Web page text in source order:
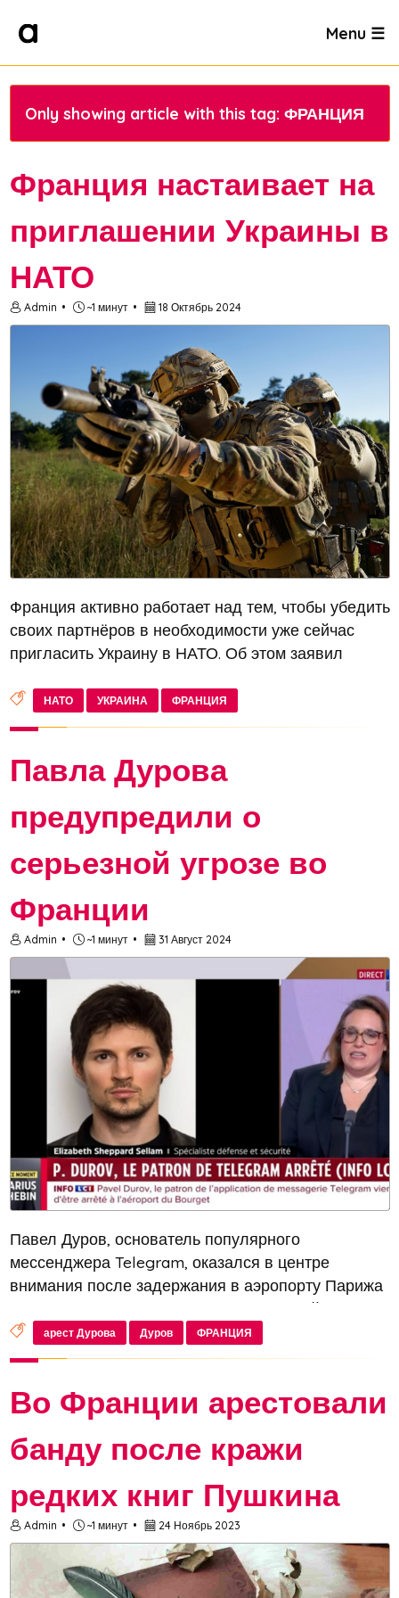
Menu ☰
Only showing article with this tag: ФРАНЦИЯ
Франция настаивает на
приглашении Украины в
НАТО
Admin ~1 минут 18 Октябрь 2024
Франция активно работает над тем, чтобы убедить
своих партнёров в необходимости уже сейчас
пригласить Украину в НАТО. Об этом заявил
Хаддад в интервью газете Parisien. По его словам,
приглашение Украины в а...
НАТО УКРАИНА ФРАНЦИЯ
Павла Дурова
предупредили о
серьезной угрозе во
Франции
Admin ~1 минут 31 Август 2024
Павел Дуров, основатель популярного
мессенджера Telegram, оказался в центре
внимания после задержания в аэропорту Парижа
Ле-Бурже 24 августа. Лидер французской партии
«Патриоты» Флориан Филиппо выразил опасения
за жизнь бизнесмена, заявив: «Павел Дур...
арест Дурова Дуров ФРАНЦИЯ
Во Франции арестовали
банду после кражи
редких книг Пушкина
Admin ~1 минут 24 Ноябрь 2023